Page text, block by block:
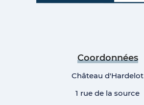
Coordonnées
Château d'Hardelot
1 rue de la source